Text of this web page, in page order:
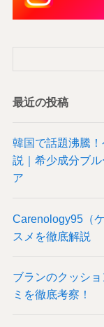
最近の投稿
韓国で話題沸騰
説｜希少成分ブ
ア
Carenology95（
スメを徹底解説
ブランのクッシ
ミを徹底考察！